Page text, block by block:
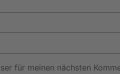
für meinen nächsten